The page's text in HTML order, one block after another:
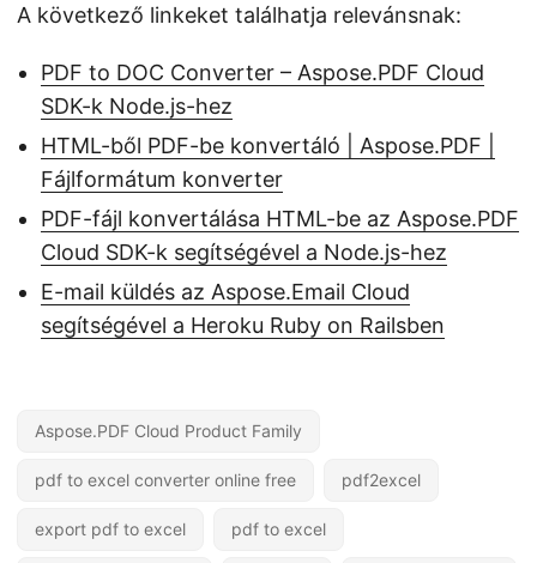
A következő linkeket találhatja relevánsnak:
PDF to DOC Converter – Aspose.PDF Cloud
SDK-k Node.js-hez
HTML-ből PDF-be konvertáló | Aspose.PDF |
Fájlformátum konverter
PDF-fájl konvertálása HTML-be az Aspose.PDF
Cloud SDK-k segítségével a Node.js-hez
E-mail küldés az Aspose.Email Cloud
segítségével a Heroku Ruby on Railsben
Aspose.PDF Cloud Product Family
pdf to excel converter online free pdf2excel
export pdf to excel pdf to excel